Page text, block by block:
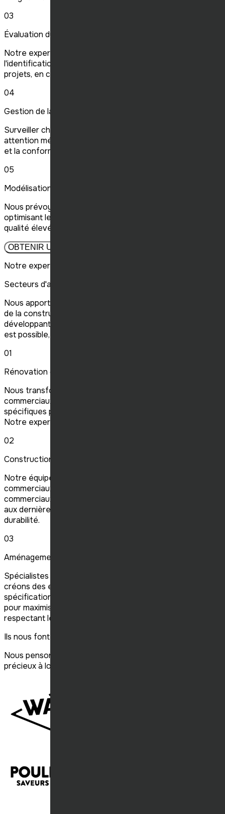
03
Évaluation du site
Notre expertise en évaluation de site assure
l'identification optimale de l'emplacement pour vos
projets, en considérant tous les critères vitaux.
04
Gestion de la construction
Surveiller chaque étape de la construction avec une
attention méticuleuse aux détails, nous assurons la qualité
et la conformité.
05
Modélisation des coûts
Nous prévoyons précisément les coûts de construction,
optimisant le budget tout en maintenant les standards de
qualité élevés.
OBTENIR UN DEVIS
Notre expertise
Secteurs d'activités
Nous apportons notre expertise à de multiples secteurs
de la construction commerciale et industrielle,
développant l'avenir de l'industrie et redéfinissant ce qui
est possible, partout à travers le Québec.
01
Rénovation commerciale
Nous transformons et modernisons vos espaces
commerciaux, en adaptant chaque lieu à vos besoins
spécifiques pour optimiser fonctionnalité et esthétique.
Notre expertise garantit une rénovation sans faille.
02
Construction commerciale
Notre équipe excelle dans la construction de projets
commerciaux, des complexes de bureaux aux centres
commerciaux . Nous assurons une réalisation conforme
aux dernières normes, centrée sur l'innovation et la
durabilité.
03
Aménagement de bâtiments franchisés
Spécialistes de la construction pour franchises, nous
créons des espaces parfaitement alignés avec les
spécifications de votre marque. Chaque projet est conçu
pour maximiser l'impact visuel et fonctionnel, tout en
respectant les délais et budgets.
Ils nous font confiance
Nous pensons que chaque client est un partenaire
précieux à long terme.